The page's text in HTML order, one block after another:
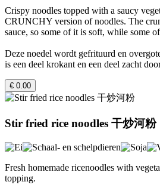
Crispy noodles topped with a saucy
CRUNCHY version of noodles. The
sauce, so some of it is soft, while some
Deze noedel wordt gefrituurd en
is een deel krokant en een deel zacht
€ 0.00
Stir fried rice noodles 干炒河粉
Fresh homemade ricenoodles with
topping.